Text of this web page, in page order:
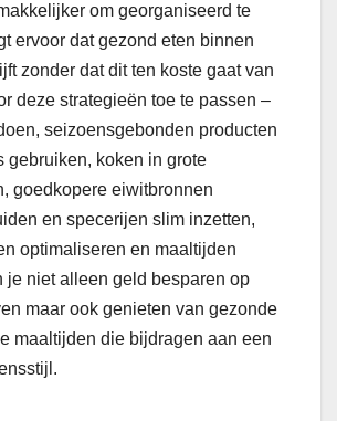
om georganiseerd te
ervoor dat gezond eten binnen
zonder dat dit ten koste gaat van
deze strategieën toe te passen –
seizoensgebonden producten
gebruiken, koken in grote
goedkopere eiwitbronnen
en specerijen slim inzetten,
optimaliseren en maaltijden
je niet alleen geld besparen op
maar ook genieten van gezonde
maaltijden die bijdragen aan een